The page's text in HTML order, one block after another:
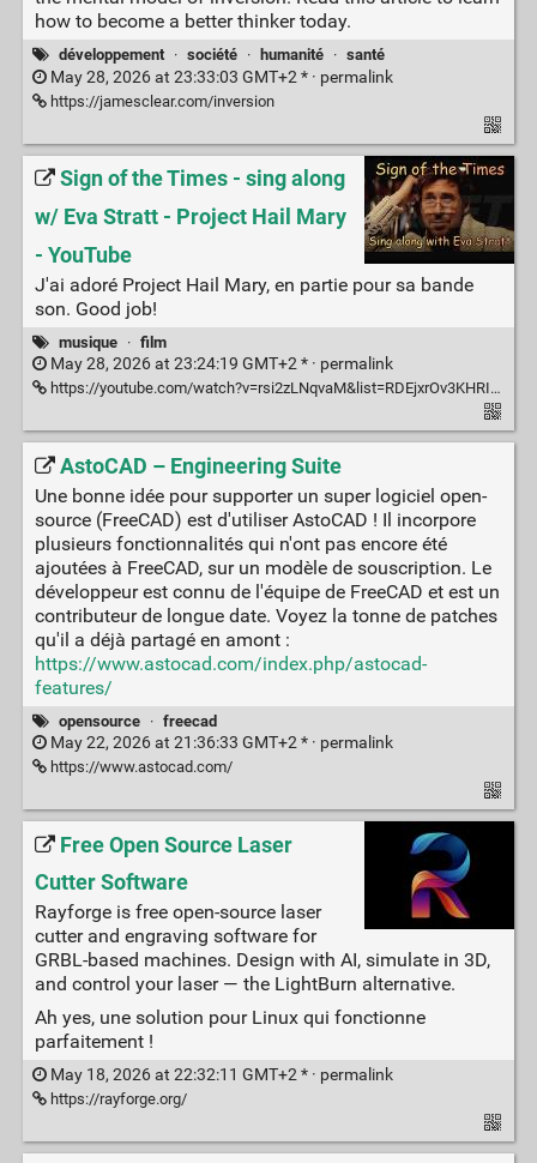
how to become a better thinker today.
développement · société · humanité · santé
May 28, 2026 at 23:33:03 GMT+2 * · permalink
https://jamesclear.com/inversion
Sign of the Times - sing along
w/ Eva Stratt - Project Hail Mary
- YouTube
J'ai adoré Project Hail Mary, en partie pour sa bande
son. Good job!
musique · film
May 28, 2026 at 23:24:19 GMT+2 * · permalink
https://youtube.com/watch?v=rsi2zLNqvaM&list=RDEjxrOv3KHRI&index=2
AstoCAD – Engineering Suite
Une bonne idée pour supporter un super logiciel open-
source (FreeCAD) est d'utiliser AstoCAD ! Il incorpore
plusieurs fonctionnalités qui n'ont pas encore été
ajoutées à FreeCAD, sur un modèle de souscription. Le
développeur est connu de l'équipe de FreeCAD et est un
contributeur de longue date. Voyez la tonne de patches
qu'il a déjà partagé en amont :
https://www.astocad.com/index.php/astocad-
features/
opensource · freecad
May 22, 2026 at 21:36:33 GMT+2 * · permalink
https://www.astocad.com/
Free Open Source Laser
Cutter Software
Rayforge is free open-source laser
cutter and engraving software for
GRBL-based machines. Design with AI, simulate in 3D,
and control your laser — the LightBurn alternative.
Ah yes, une solution pour Linux qui fonctionne
parfaitement !
May 18, 2026 at 22:32:11 GMT+2 * · permalink
https://rayforge.org/